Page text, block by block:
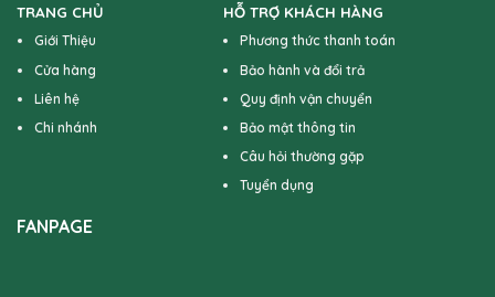
TRANG CHỦ
Giới Thiệu
Cửa hàng
Liên hệ
Chi nhánh
HỖ TRỢ KHÁCH HÀNG
Phương thức thanh toán
Bảo hành và đổi trả
Quy định vận chuyển
Bảo mật thông tin
Câu hỏi thường gặp
Tuyển dụng
FANPAGE